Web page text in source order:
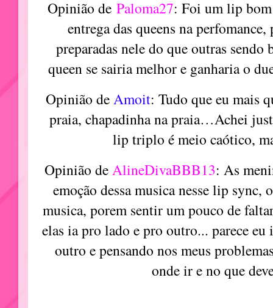
Opinião de Paloma27: Foi um lip bom
entrega das queens na
preparadas nele do que outras
queen se sairia melhor e ganharia o
Opinião deAmoit: Tudo que eu mais
praia, chapadinha na praia…Achei
lip triplo é meio caótico,
Opinião deAlineDivaBBB13: As
emoção dessa musica nesse lip
musica, porem sentir um pouco de
elas ia pro lado e pro outro... parece
outro e pensando nos meus
onde ir e no que